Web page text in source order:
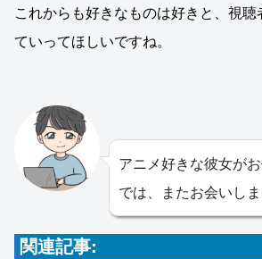
これからも好きなものは好きと、視
ていってほしいですね。
アニメ好きな彼女がお
では、またお会いし
関連記事: